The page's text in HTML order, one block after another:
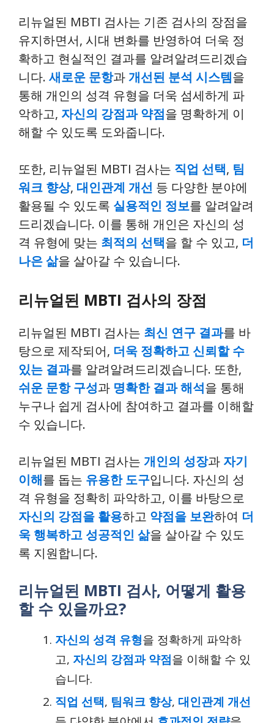
리뉴얼된 MBTI 검사는 기존 검사의 장점을
유지하면서, 시대 변화를 반영하여 더욱 정
확하고 현실적인 결과를 알려알려드리겠습
니다. 새로운 문항과개선된 분석 시스템을
통해 개인의 성격 유형을 더욱 섬세하게 파
악하고, 자신의 강점과 약점을 명확하게 이
해할 수 있도록 도와줍니다.
또한, 리뉴얼된 MBTI 검사는 직업 선택, 팀
워크 향상, 대인관계 개선 등 다양한 분야에
활용될 수 있도록 실용적인 정보를 알려알려
드리겠습니다. 이를 통해 개인은 자신의 성
격 유형에 맞는 최적의 선택을 할 수 있고, 더
나은 삶을 살아갈 수 있습니다.
리뉴얼된 MBTI 검사의 장점
리뉴얼된 MBTI 검사는 최신 연구 결과를 바
탕으로 제작되어, 더욱 정확하고 신뢰할 수
있는 결과를 알려알려드리겠습니다. 또한,
쉬운 문항 구성과 명확한 결과 해석을 통해
누구나 쉽게 검사에 참여하고 결과를 이해할
수 있습니다.
리뉴얼된 MBTI 검사는 개인의 성장과 자기
이해를 돕는 유용한 도구입니다. 자신의 성
격 유형을 정확히 파악하고, 이를 바탕으로
자신의 강점을 활용하고 약점을 보완하여 더
욱 행복하고 성공적인 삶을 살아갈 수 있도
록 지원합니다.
리뉴얼된 MBTI 검사, 어떻게 활용
할 수 있을까요?
자신의 성격 유형을 정확하게 파악하
고, 자신의 강점과 약점을 이해할 수 있
습니다.
직업 선택, 팀워크 향상, 대인관계 개선